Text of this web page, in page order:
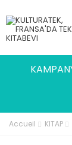
Accueil KITAP